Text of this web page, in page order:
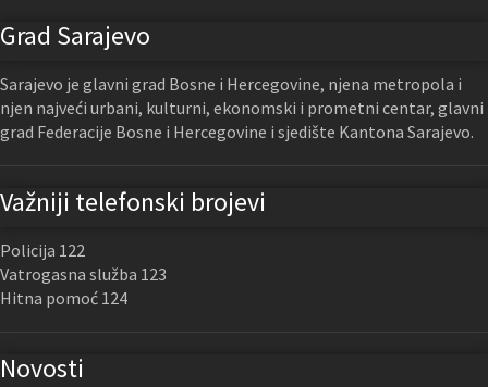
Grad Sarajevo
Sarajevo je glavni grad Bosne i Hercegovine, njena metropola i
njen najveći urbani, kulturni, ekonomski i prometni centar, glavni
grad Federacije Bosne i Hercegovine i sjedište Kantona Sarajevo.
Važniji telefonski brojevi
Policija 122
Vatrogasna služba 123
Hitna pomoć 124
Novosti